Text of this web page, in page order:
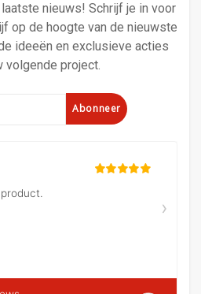
nieuws! Schrijf je in voor
op de hoogte van de nieuwste
ideeën en exclusieve acties
volgende project.
Abonneer